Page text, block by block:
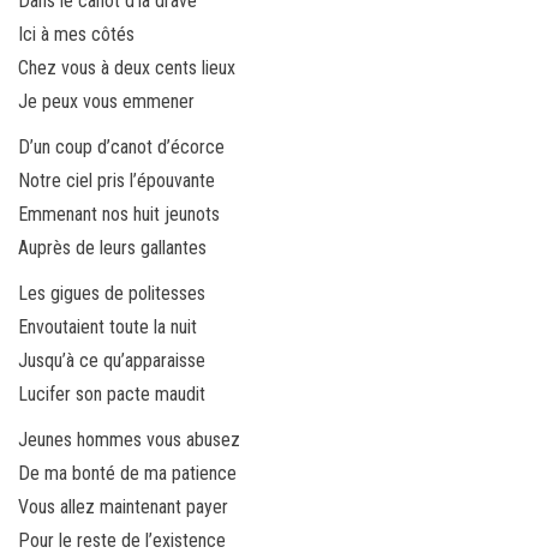
Ici à mes côtés
Chez vous à deux cents lieux
Je peux vous emmener
D’un coup d’canot d’écorce
Notre ciel pris l’épouvante
Emmenant nos huit jeunots
Auprès de leurs gallantes
Les gigues de politesses
Envoutaient toute la nuit
Jusqu’à ce qu’apparaisse
Lucifer son pacte maudit
Jeunes hommes vous abusez
De ma bonté de ma patience
Vous allez maintenant payer
Pour le reste de l’existence